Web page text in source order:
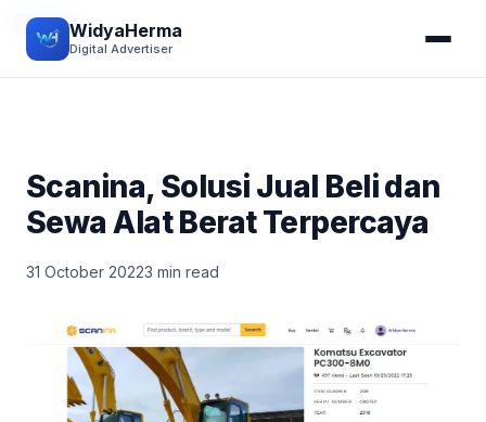
WidyaHerma
Digital Advertiser
BISNIS
Scanina, Solusi Jual Beli dan
Sewa Alat Berat Terpercaya
31 October 20223 min read